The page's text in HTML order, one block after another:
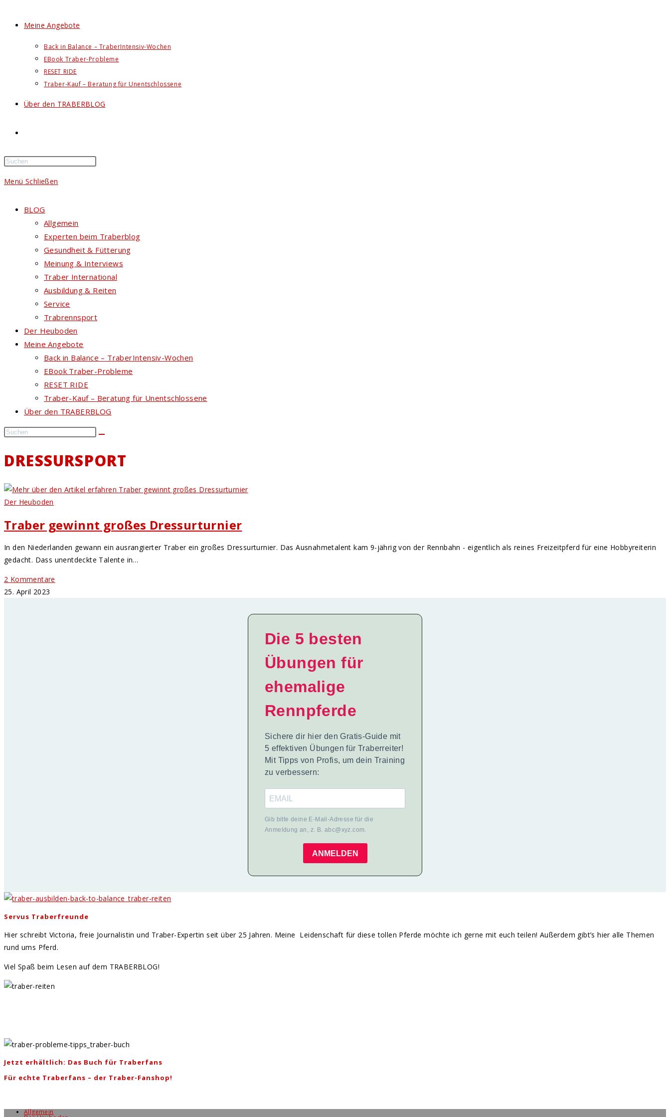
Meine Angebote
Back in Balance – TraberIntensiv-Wochen
EBook Traber-Probleme
RESET RIDE
Traber-Kauf – Beratung für Unentschlossene
Über den TRABERBLOG
Suche
Menü Schließen
BLOG
Allgemein
Experten beim Traberblog
Gesundheit & Fütterung
Meinung & Interviews
Traber International
Ausbildung & Reiten
Service
Trabrennsport
Der Heuboden
Meine Angebote
Back in Balance – TraberIntensiv-Wochen
EBook Traber-Probleme
RESET RIDE
Traber-Kauf – Beratung für Unentschlossene
Über den TRABERBLOG
DRESSURSPORT
Der Heuboden
Traber gewinnt großes Dressurturnier
In den Niederlanden gewann ein ausrangierter Traber ein großes Dressurturnier. Das Ausnahmetalent kam 9-jährig von der Rennbahn - eigentlich als reines Freizeitpferd für eine Hobbyreiterin
gedacht. Dass unentdeckte Talente in…
2 Kommentare
25. April 2023
Die 5 besten
Übungen für
ehemalige
Rennpferde
Sichere dir hier den Gratis-Guide mit
5 effektiven Übungen für Traberreiter!
Mit Tipps von Profis, um dein Training
zu verbessern:
Gib bitte deine E-Mail-Adresse für die
Anmeldung an, z. B. abc@xyz.com.
ANMELDEN
Servus Traberfreunde
Hier schreibt Victoria, freie Journalistin und Traber-Expertin seit über 25 Jahren. Meine Leidenschaft für diese tollen Pferde möchte ich gerne mit euch teilen! Außerdem gibt’s hier alle Themen
rund ums Pferd.
Viel Spaß beim Lesen auf dem TRABERBLOG!
Jetzt erhältlich: Das Buch für Traberfans
Für echte Traberfans – der Traber-Fanshop!
Allgemein